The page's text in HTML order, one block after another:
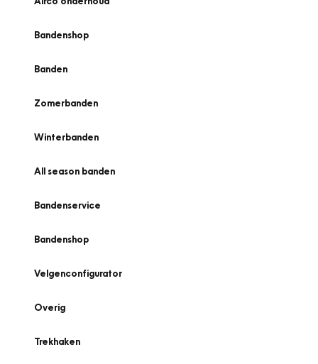
Bandenshop
Banden
Zomerbanden
Winterbanden
All season banden
Bandenservice
Bandenshop
Velgenconfigurator
Overig
Trekhaken